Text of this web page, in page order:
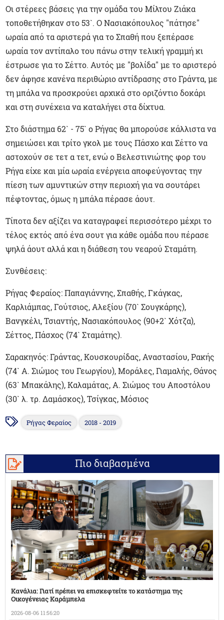
Οι στέρεες βάσεις για την ομάδα του Μίλτου Ζιάκα
τοποθετήθηκαν στο 53`. Ο Νασιακόπουλος "πάτησε"
ωραία από τα αριστερά για το Σπαθή που ξεπέρασε
ωραία τον αντίπαλο του πάνω στην τελική γραμμή κι
έστρωσε για το Σέττο. Αυτός με "βολίδα" με το αριστερό
δεν άφησε κανένα περιθώριο αντίδρασης στο Γράντα, με
τη μπάλα να προσκρούει αρχικά στο οριζόντιο δοκάρι
και στη συνέχεια να καταλήγει στα δίχτυα.
Στο διάστημα 62` - 75` ο Ρήγας θα μπορούσε κάλλιστα να
σημειώσει και τρίτο γκολ με τους Πάσχο και Σέττο να
αστοχούν σε τετ α τετ, ενώ ο Βελεστινιώτης φορ του
Ρήγα είχε και μία ωραία ενέργεια αποφεύγοντας την
πίεση των αμυντικών στην περιοχή για να σουτάρει
πέφτοντας, όμως η μπάλα πέρασε άουτ.
Τίποτα δεν αξίζει να καταγραφεί περισσότερο μέχρι το
τέλος εκτός από ένα σουτ για κάθε ομάδα που πέρασε
ψηλά άουτ αλλά και η διάθεση του νεαρού Σταμάτη.
Συνθέσεις:
Ρήγας Φεραίος: Παπαγιάννης, Σπαθής, Γκάγκας,
Καρλιάμπας, Γούτσιος, Αλεξίου (70` Σουγκάρης),
Βανγκέλι, Τσιαντής, Νασιακόπουλος (90+2` Χότζα),
Σέττος, Πάσχος (74` Σταμάτης).
Σαρακηνός: Γράντας, Κουσκουρίδας, Αναστασίου, Ρακής
(74` Α. Σιώμος του Γεωργίου), Μοράλες, Γιαμαλής, Θάνος
(63` Μπακάλης), Καλαμάτας, Α. Σιώμος του Αποστόλου
(30` λ. τρ. Δαμάσκος), Τσίγκας, Μόσιος
Ρήγας Φεραίος 2018 - 2019
Πιο διαβασμένα
Κανάλια: Γιατί πρέπει να επισκεφτείτε το κατάστημα της
Οικογένειας Καράμπελα
2026-08-06 11:56:20